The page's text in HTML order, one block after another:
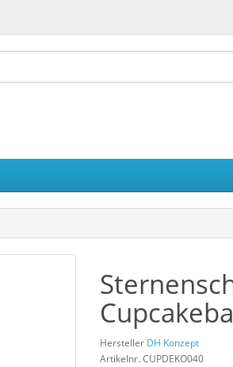
Hersteller DH Konzept
Artikelnr. CUPDEKO040